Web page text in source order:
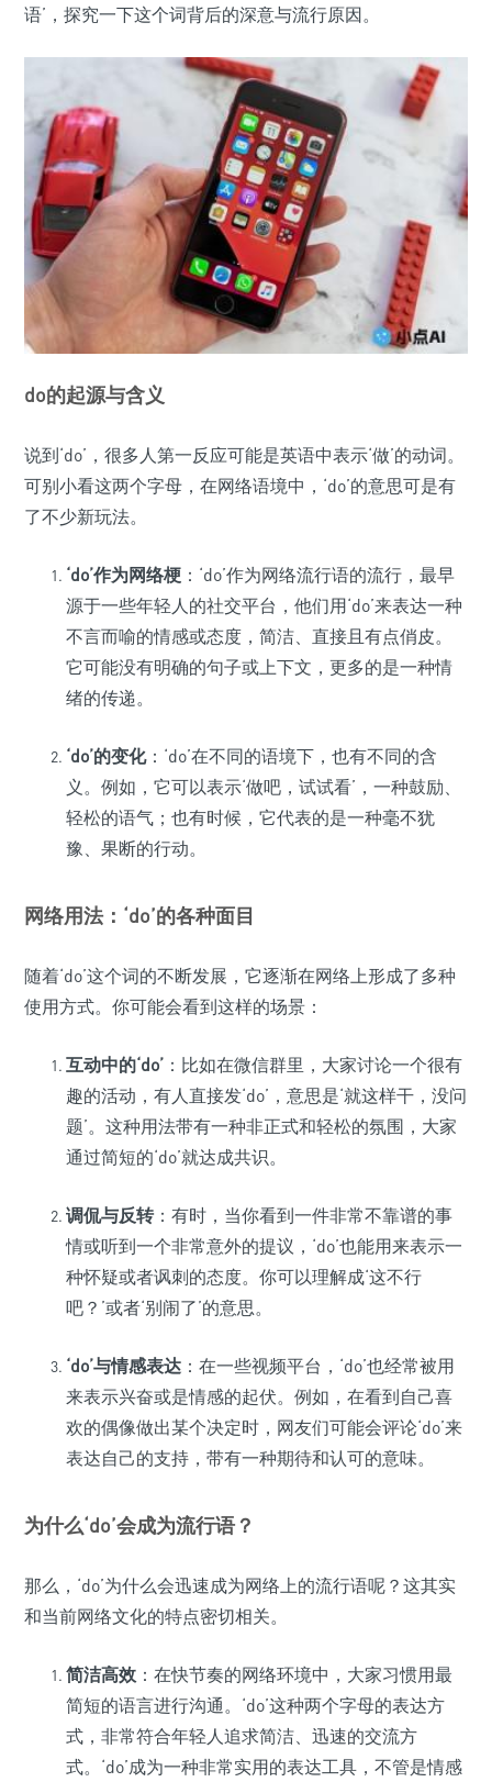
语’，探究一下这个词背后的深意与流行原因。
do的起源与含义
说到‘do’，很多人第一反应可能是英语中表示‘做’的动词。
可别小看这两个字母，在网络语境中，‘do’的意思可是有
了不少新玩法。
‘do’作为网络梗 ：‘do’作为网络流行语的流行，最早
源于一些年轻人的社交平台，他们用‘do’来表达一种
不言而喻的情感或态度，简洁、直接且有点俏皮。
它可能没有明确的句子或上下文，更多的是一种情
绪的传递。
‘do’的变化：‘do’在不同的语境下，也有不同的含
义。例如，它可以表示‘做吧，试试看’，一种鼓励、
轻松的语气；也有时候，它代表的是一种毫不犹
豫、果断的行动。
网络用法：‘do’的各种面目
随着‘do’这个词的不断发展，它逐渐在网络上形成了多种
使用方式。你可能会看到这样的场景：
互动中的‘do’ ：比如在微信群里，大家讨论一个很有
趣的活动，有人直接发‘do’，意思是‘就这样干，没问
题’。这种用法带有一种非正式和轻松的氛围，大家
通过简短的‘do’就达成共识。
调侃与反转：有时，当你看到一件非常不靠谱的事
情或听到一个非常意外的提议，‘do’也能用来表示一
种怀疑或者讽刺的态度。你可以理解成‘这不行
吧？’或者‘别闹了’的意思。
‘do’与情感表达 ：在一些视频平台，‘do’也经常被用
来表示兴奋或是情感的起伏。例如，在看到自己喜
欢的偶像做出某个决定时，网友们可能会评论‘do’来
表达自己的支持，带有一种期待和认可的意味。
为什么‘do’会成为流行语？
那么，‘do’为什么会迅速成为网络上的流行语呢？这其实
和当前网络文化的特点密切相关。
简洁高效 ：在快节奏的网络环境中，大家习惯用最
简短的语言进行沟通。‘do’这种两个字母的表达方
式，非常符合年轻人追求简洁、迅速的交流方
式。‘do’成为一种非常实用的表达工具，不管是情感